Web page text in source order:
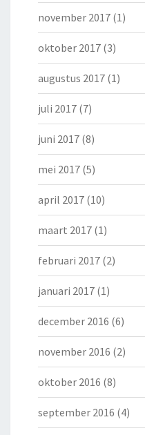
november 2017 (1)
oktober 2017 (3)
augustus 2017 (1)
juli 2017 (7)
juni 2017 (8)
mei 2017 (5)
april 2017 (10)
maart 2017 (1)
februari 2017 (2)
januari 2017 (1)
december 2016 (6)
november 2016 (2)
oktober 2016 (8)
september 2016 (4)